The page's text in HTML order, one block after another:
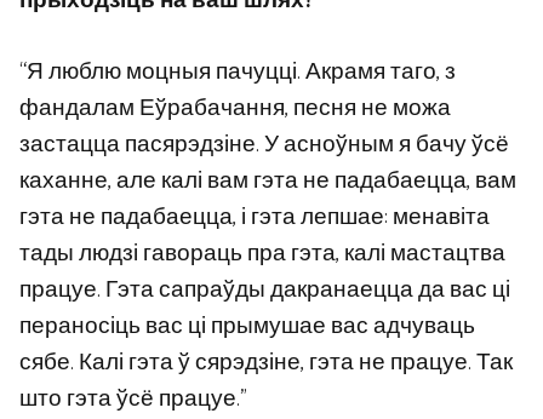
“Я люблю моцныя пачуцці. Акрамя таго, з
фандалам Еўрабачання, песня не можа
застацца пасярэдзіне. У асноўным я бачу ўсё
каханне, але калі вам гэта не падабаецца, вам
гэта не падабаецца, і гэта лепшае: менавіта
тады людзі гавораць пра гэта, калі мастацтва
працуе. Гэта сапраўды дакранаецца да вас ці
пераносіць вас ці прымушае вас адчуваць
сябе. Калі гэта ў сярэдзіне, гэта не працуе. Так
што гэта ўсё працуе.”